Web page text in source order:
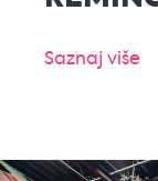
Saznaj više